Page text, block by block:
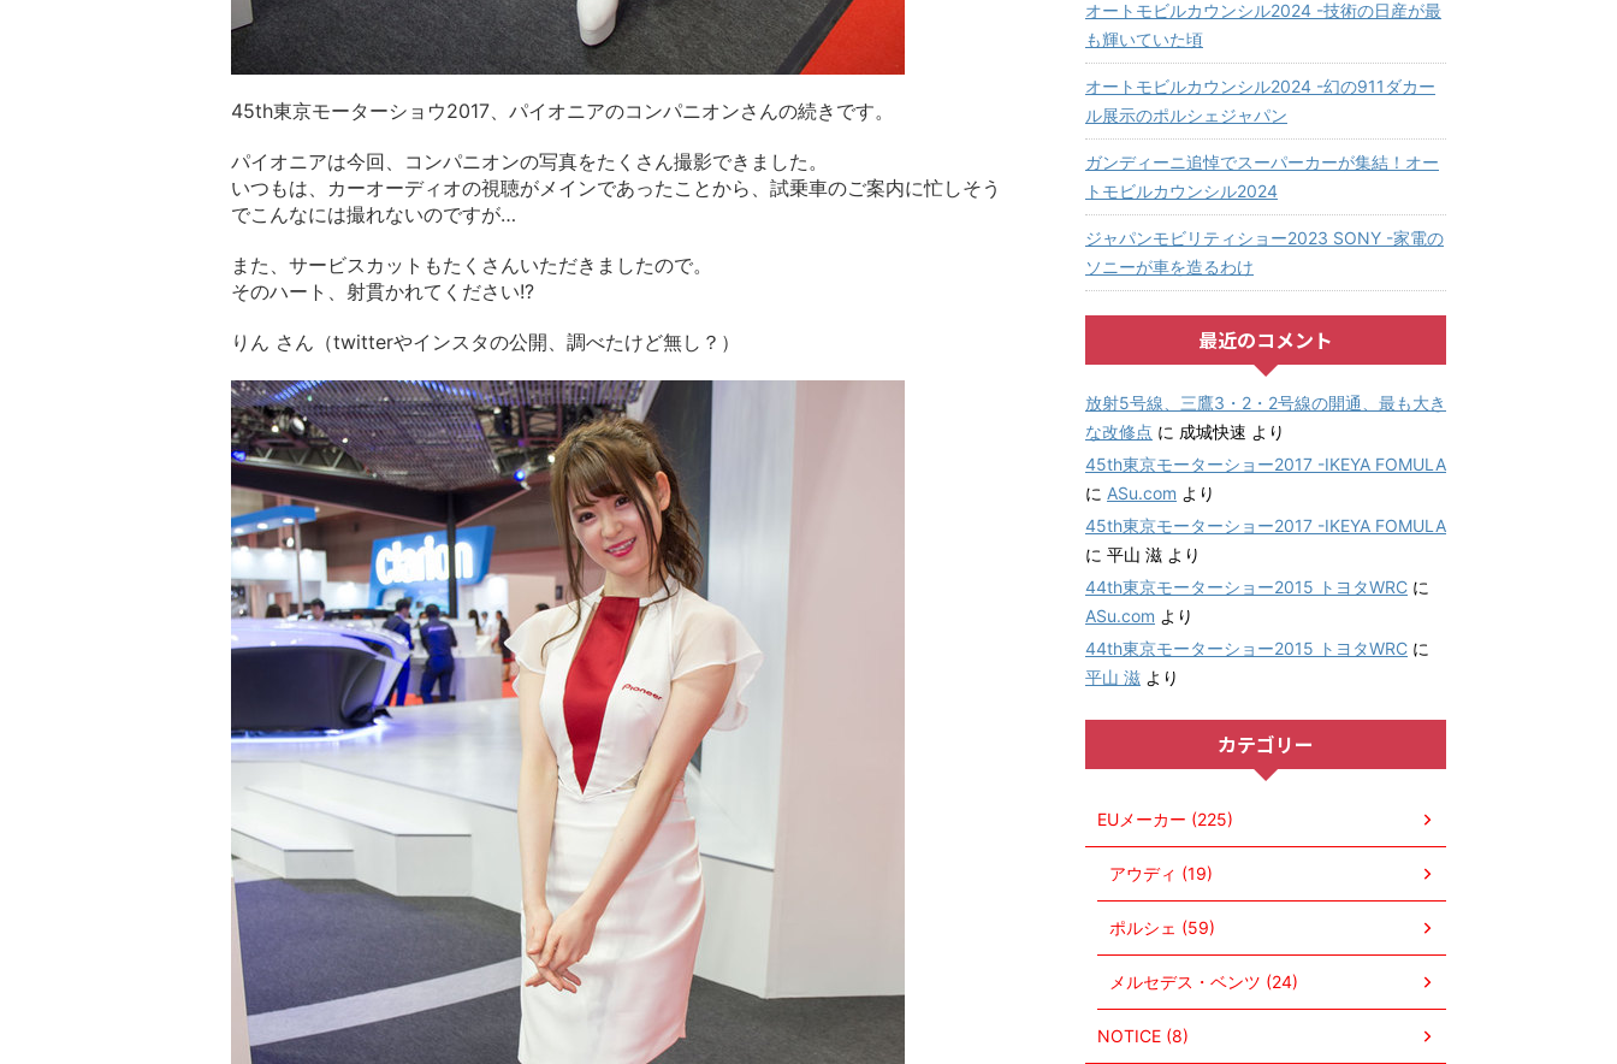
45th東京モーターショウ2017、パイオニアのコンパニオンさんの続きです。
パイオニアは今回、コンパニオンの写真をたくさん撮影できました。
いつもは、カーオーディオの視聴がメインであったことから、試乗車のご案内に忙しそう
でこんなには撮れないのですが…
また、サービスカットもたくさんいただきましたので。
そのハート、射貫かれてください!?
りん さん（twitterやインスタの公開、調べたけど無し？）
オートモビルカウンシル2024 -技術の日産が最
も輝いていた頃
オートモビルカウンシル2024 -幻の911ダカー
ル展示のポルシェジャパン
ガンディーニ追悼でスーパーカーが集結！オー
トモビルカウンシル2024
ジャパンモビリティショー2023 SONY -家電の
ソニーが車を造るわけ
最近のコメント
放射5号線、三鷹3・2・2号線の開通、最も大き
な改修点 に 成城快速 より
45th東京モーターショー2017 -IKEYA FOMULA
に ASu.com より
45th東京モーターショー2017 -IKEYA FOMULA
に 平山 滋 より
44th東京モーターショー2015 トヨタWRC に
ASu.com より
44th東京モーターショー2015 トヨタWRC に
平山 滋 より
カテゴリー
EUメーカー (225)
アウディ (19)
ポルシェ (59)
メルセデス・ベンツ (24)
NOTICE (8)